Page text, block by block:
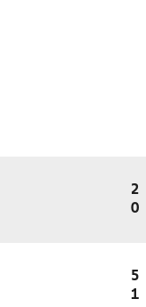
2
0
5
1